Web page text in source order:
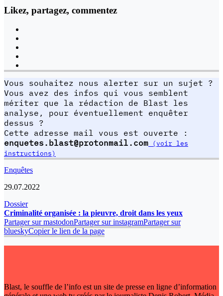
Likez, partagez, commentez
Vous souhaitez nous alerter sur un sujet ?
Vous avez des infos qui vous semblent
mériter que la rédaction de Blast les
analyse, pour éventuellement enquêter
dessus ?
Cette adresse mail vous est ouverte :
enquetes.blast@protonmail.com (voir les
instructions)
Enquêtes
29.07.2022
Dossier
Criminalité organisée : la pieuvre, droit dans les yeux
Partager sur mastodonPartager sur instagramPartager sur
blueskyCopier le lien de la page
Blast, le souffle de l’info est un site de presse en ligne d’information